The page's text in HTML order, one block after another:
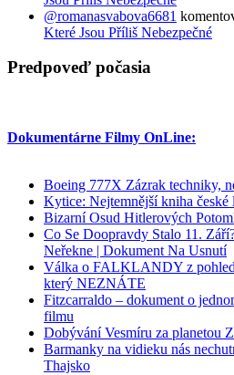
@romanasvabova6681
Které Jsou Příliš Nebezpečné
Predpoveď počasia
Dokumentárne Filmy OnLine:
Boeing 777X Zázrak techniky,
Kytice: Nejtemnější kniha české
Bizarní Osud Hitlerových
Co Se Doopravdy Stalo 11.
Neřekne | Dokument Na Usnutí
Válka o FALKLANDY z
který NEZNÁTE
Fitzcarraldo – dokument o
filmu
Dobývání Vesmíru za planetou
Barmanky na vidieku nás
Thajsko